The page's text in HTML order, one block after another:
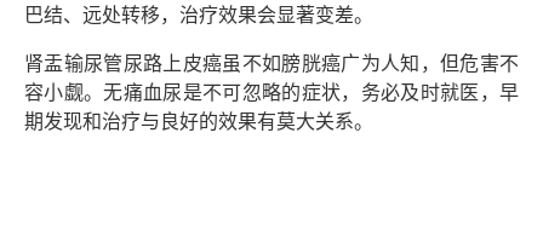
巴结、远处转移，治疗效果会显著变差。
肾盂输尿管尿路上皮癌虽不如膀胱癌广为人知，但危害不
容小觑。无痛血尿是不可忽略的症状，务必及时就医，早
期发现和治疗与良好的效果有莫大关系。